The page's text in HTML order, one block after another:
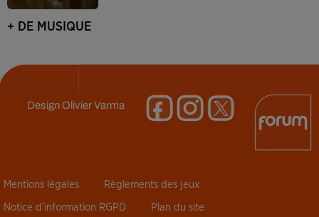
+ DE MUSIQUE
DesignOlivier Varma
Mentions légales Règlements des jeux
Notice d’information RGPD Plan du site